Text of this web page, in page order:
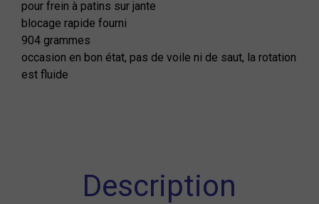
pour frein à patins sur jante
blocage rapide fourni
904 grammes
occasion en bon état, pas de voile ni de saut, la rotation
est fluide
Description